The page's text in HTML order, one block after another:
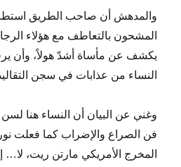
والمدهش أن صاحب الطريق
المشحون بالتعاطف مع هؤلاء
يكشف عن مأساة أشدّ هولاً، وأن
النساء من عذابات في سجن
وغني عن البيان أن النساء هنا
فن الصراع والإضراب كما فعلت
المخرج الأمريكي مارتن ريت،